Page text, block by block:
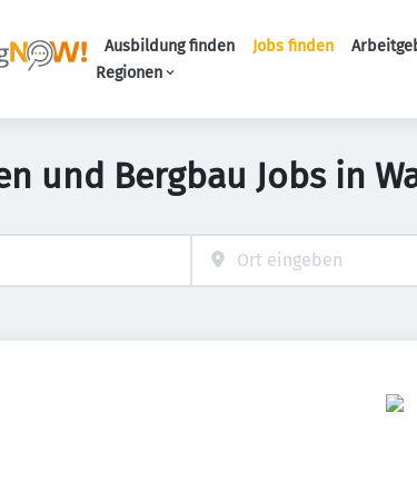
Ausbildung finden Jobs finden
Regionen
und Bergbau Jobs in